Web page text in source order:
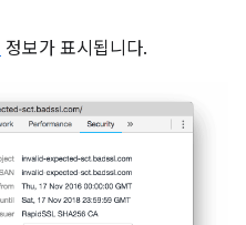
정보가 표시됩니다.